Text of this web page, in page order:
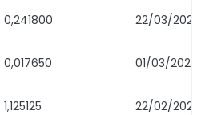
0,241800 22/03/2024
0,017650 01/03/2024
1,125125 22/02/2024